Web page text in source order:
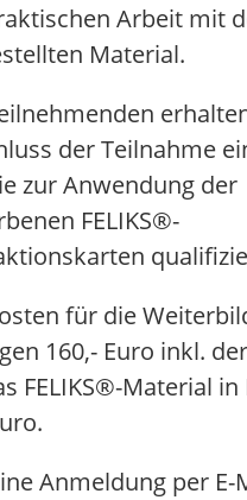
Arbeit mit
Material.
der Teilnahme
zur Anwendung der
FELIKS®-
für die
160,- Euro inkl.
FELIKS®-Material in
Anmeldung per E-